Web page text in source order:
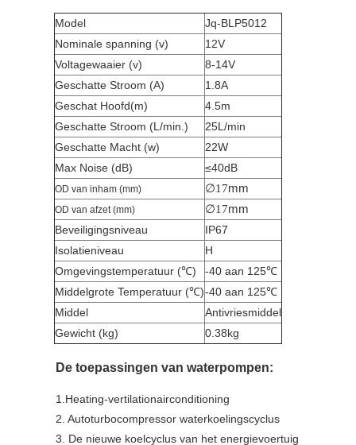
Model
Jq-BLP5012
Nominale spanning (v)
12V
Voltagewaaier (v)
8-14V
Geschatte Stroom (A)
1.8A
Geschat Hoofd(m)
4.5m
Geschatte Stroom (L/min.)
25L/min
Geschatte Macht (w)
22W
Max Noise (dB)
≤40dB
OD van inham (mm) ∅17mm
OD van afzet (mm) ∅17mm
Beveiligingsniveau
IP67
Isolatieniveau
H
Omgevingstemperatuur (℃)
-40 aan 125℃
Middelgrote Temperatuur (℃)-40 aan 125℃
Middel
Antivriesmiddel
Gewicht (kg)
0.38kg
De toepassingen van waterpompen:
1.Heating-vertilationairconditioning
2. Autoturbocompressor waterkoelingscyclus
3. De nieuwe koelcyclus van het energievoertuig